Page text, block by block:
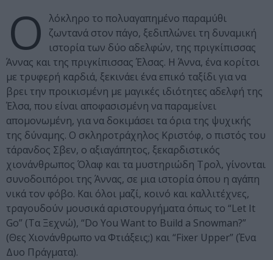
Ο λόκληρο το πολυαγαπημένο παραμύθι
ζωντανά στον πάγο, ξεδιπλώνει τη δυναμική
ιστορία των δύο αδελφών, της πριγκίπισσας
Άννας και της πριγκίπισσας Έλσας. Η Άννα, ένα κορίτσι
με τρυφερή καρδιά, ξεκινάει ένα επικό ταξίδι για να
βρει την προικισμένη με μαγικές ιδιότητες αδελφή της
Έλσα, που είναι αποφασισμένη να παραμείνει
απομονωμένη, για να δοκιμάσει τα όρια της ψυχικής
της δύναμης. Ο σκληροτράχηλος Κριστόφ, ο πιστός του
τάρανδος Σβεν, ο αξιαγάπητος, ξεκαρδιστικός
χιονάνθρωπος Όλαφ και τα μυστηριώδη Τρολ, γίνονται
συνοδοιπόροι της Άννας, σε μια ιστορία όπου η αγάπη
νικά τον φόβο. Και όλοι μαζί, κοινό και καλλιτέχνες,
τραγουδούν μουσικά αριστουργήματα όπως το “Let It
Go” (Τα Ξεχνώ), “Do You Want to Build a Snowman?”
(Θες Χιονάνθρωπο να Φτιάξεις;) και “Fixer Upper” (Ένα
Δυο Πράγματα).